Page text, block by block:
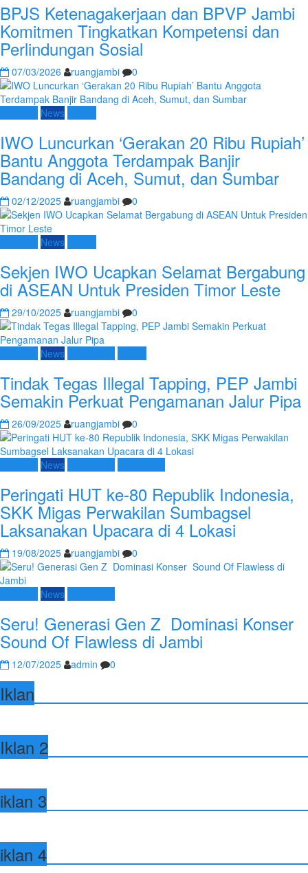
BPJS Ketenagakerjaan dan BPVP Jambi
Komitmen Tingkatkan Kompetensi dan
Perlindungan Sosial
07/03/2026 ruangjambi 0
News
IWO Luncurkan ‘Gerakan 20 Ribu Rupiah’
Bantu Anggota Terdampak Banjir
Bandang di Aceh, Sumut, dan Sumbar
02/12/2025 ruangjambi 0
News
Sekjen IWO Ucapkan Selamat Bergabung
di ASEAN Untuk Presiden Timor Leste
29/10/2025 ruangjambi 0
News
Tindak Tegas Illegal Tapping, PEP Jambi
Semakin Perkuat Pengamanan Jalur Pipa
26/09/2025 ruangjambi 0
News
Peringati HUT ke-80 Republik Indonesia,
SKK Migas Perwakilan Sumbagsel
Laksanakan Upacara di 4 Lokasi
19/08/2025 ruangjambi 0
News
Seru! Generasi Gen Z Dominasi Konser
Sound Of Flawless di Jambi
12/07/2025 admin 0
Iklan
Iklan 2
iklan 3
iklan 4